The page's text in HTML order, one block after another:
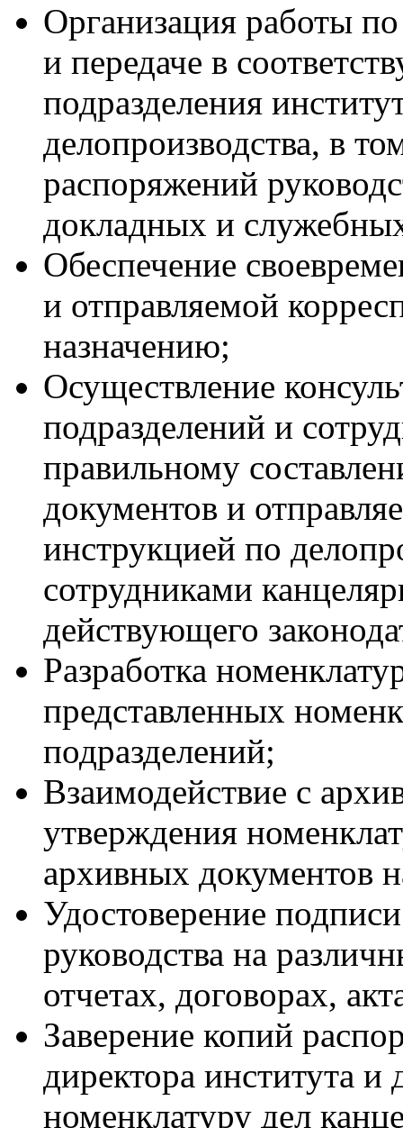
Организация работы
и передаче в
подразделения
делопроизводства, в
распоряжений
докладных и
Обеспечение
и отправляемой
назначению;
Осуществление
подразделений и
правильному
документов и
инструкцией по
сотрудниками
действующего
Разработка
представленных
подразделений;
Взаимодействие с
утверждения
архивных документов
Удостоверение
руководства на
отчетах, договорах,
Заверение копий
директора института
номенклатуру дел